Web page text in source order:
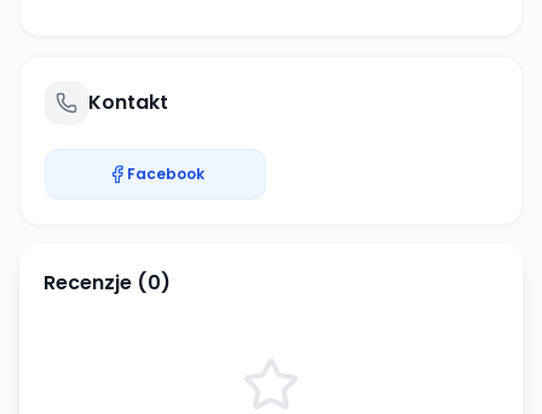
Kontakt
Facebook
Recenzje (0)